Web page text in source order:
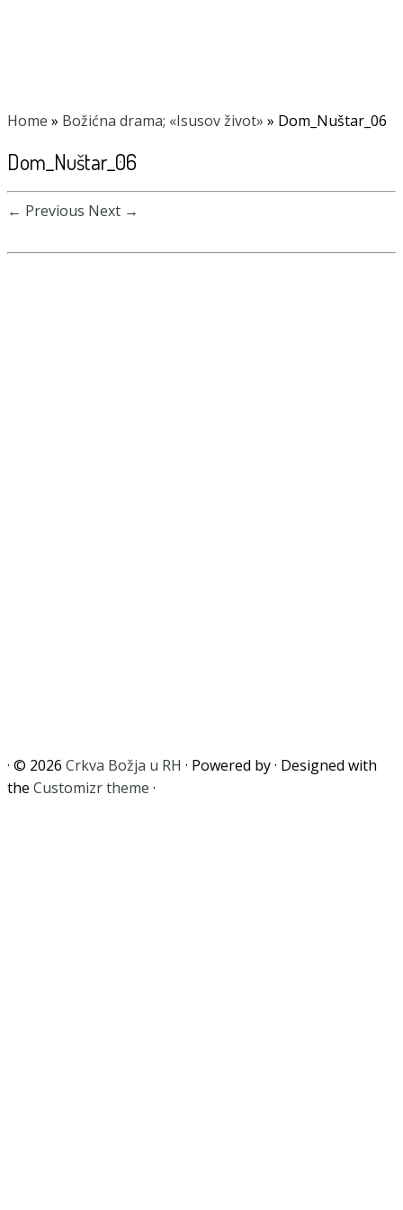
Home » Božićna drama; «Isusov život» » Dom_Nuštar_06
Dom_Nuštar_06
← Previous Next →
· © 2026 Crkva Božja u RH · Powered by· Designed with
the Customizr theme ·